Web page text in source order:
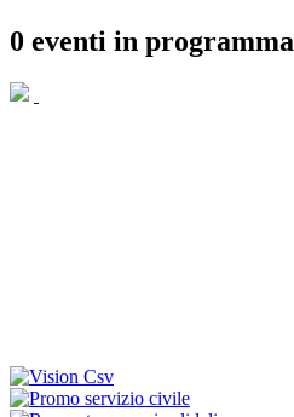
0 eventi in programma